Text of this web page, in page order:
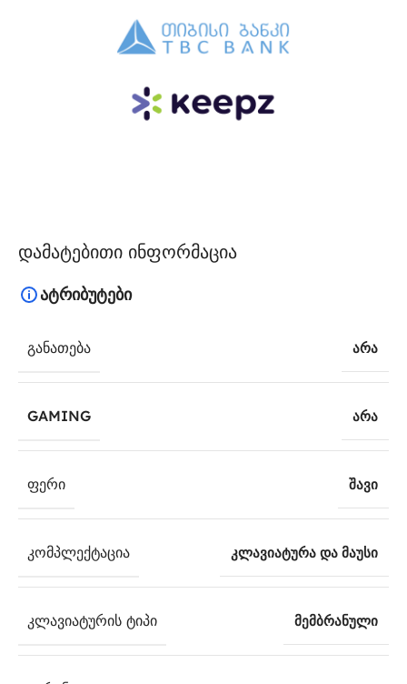
დამატებითი ინფორმაცია
ატრიბუტები
ᲒᲐᲜᲐᲗᲔᲑᲐ არა
GAMING არა
ᲤᲔᲠᲘ შავი
ᲙᲝᲛᲞᲚᲔᲥᲢᲐᲪᲘᲐ კლავიატურა და მაუსი
ᲙᲚᲐᲕᲘᲐᲢᲣᲠᲘᲡ ᲢᲘᲞᲘ მემბრანული